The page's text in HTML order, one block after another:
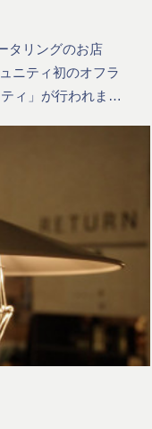
タリングのお店
ニティ初のオフラ
ィ」が行われま…